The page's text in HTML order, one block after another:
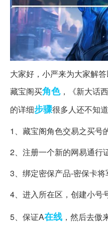
大家好，小严来为大家解
藏宝阁买角色，《新大话
的详细步骤很多人还不知
1、藏宝阁角色交易之买号
2、注册一个新的网易通行
3、绑定密保产品-密保卡将
4、进入所在区，创建小号
5、保证A在线 ，然后去傲